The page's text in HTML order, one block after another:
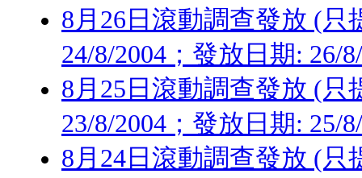
8月26日滾動調查發放 (只
24/8/2004；發放日期: 26/
8月25日滾動調查發放 (只
23/8/2004；發放日期: 25/
8月24日滾動調查發放 (只